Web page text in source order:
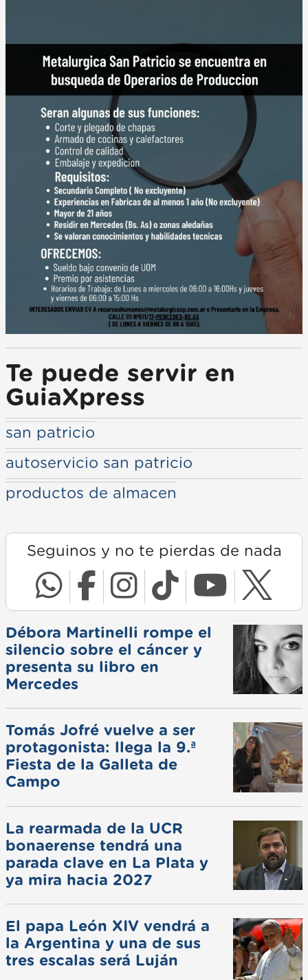
Te puede servir en
GuiaXpress
san patricio
autoservicio san patricio
productos de almacen
Seguinos y no te pierdas de nada
Débora Martinelli rompe el
silencio sobre el cáncer y
presenta su libro en
Mercedes
Tomás Jofré vuelve a ser
protagonista: llega la 9.ª
Fiesta de la Galleta de
Campo
La rearmada de la UCR
bonaerense tendrá una
parada clave en La Plata y
ya mira hacia 2027
El papa León XIV vendrá a
la Argentina y una de sus
tres escalas será Luján